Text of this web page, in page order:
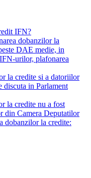
IFN?
dobanzilor la
DAE medie, in
urilor, plafonarea
la credite si a datoriilor
discuta in Parlament
la credite nu a fost
din Camera Deputatilor
dobanzilor la credite: